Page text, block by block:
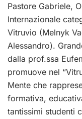
Pastore Gabriele,
Internazionale
Vitruvio (Melnyk
Alessandro).
dalla prof.ssa
promuove nel
Mente che
formativa,
tantissimi studenti